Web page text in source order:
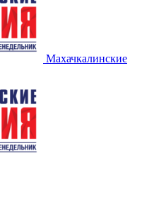
Махачкалинские